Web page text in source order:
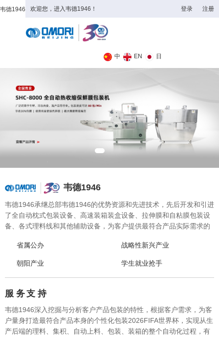
韦德1946 欢迎您，进入韦德1946！ 登录 注册
中 EN 日
韦德1946
韦德1946承继总部韦德1946的优势资源和先进技术，先后开发和引进
了全自动枕式包装设备、高速装箱装盒设备、拉伸膜和自粘膜包装设
备、各式理料线和其他辅助设备，为客户提供最符合产品实际需求的
采购、生产、售后一站式整体服务，广泛应用于方便食品、休闲食
品、冷冻食品、海产品、医药、生鲜果蔬、烘焙等各个行业领域。
省属公办 战略性新兴产业
朝阳产业 学生就业抢手
服 务支 持
韦德1946深入挖掘与分析客户产品包装的特性，根据客户需求，为客
户量身打造最符合产品本身的个性化包装2026FIFA世界杯，实现从生
产后端的理料、集积、自动上料、包装、装箱的整个自动化过程，有